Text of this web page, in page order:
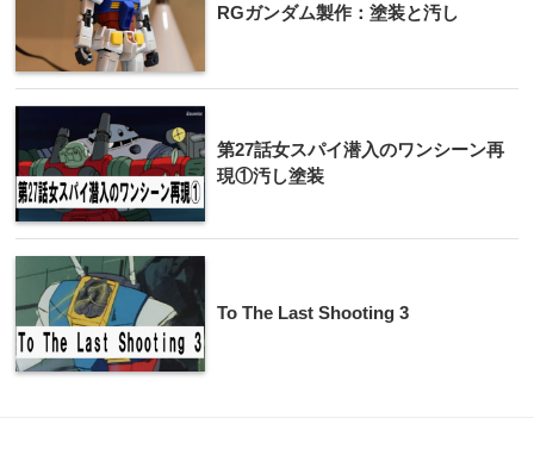
RGガンダム製作：塗装と汚し
第27話女スパイ潜入のワンシーン再
現①汚し塗装
To The Last Shooting 3